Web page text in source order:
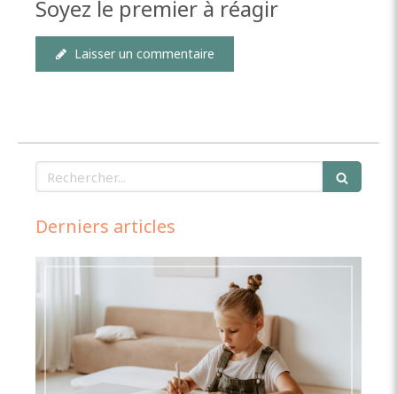
Soyez le premier à réagir
Laisser un commentaire
Rechercher
Derniers articles